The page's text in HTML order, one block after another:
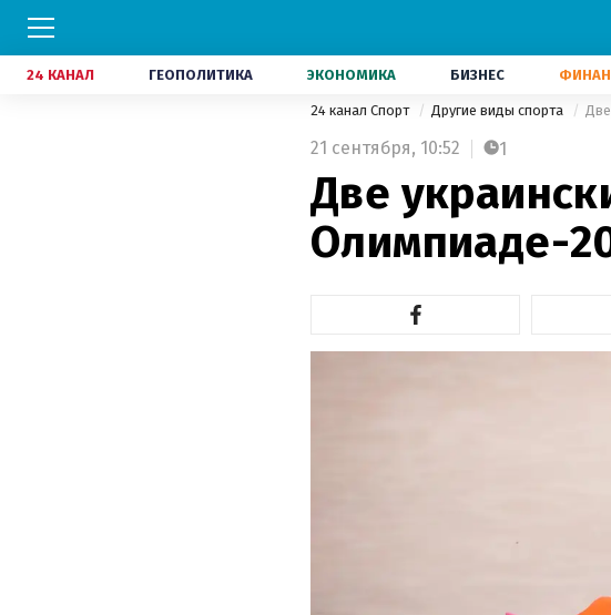
24 КАНАЛ ГЕОПОЛИТИКА ЭКОНОМИКА БИЗНЕС
24 канал Спорт Другие виды спорта
21 сентября, 10:52 1
Две
Олимпиаде-